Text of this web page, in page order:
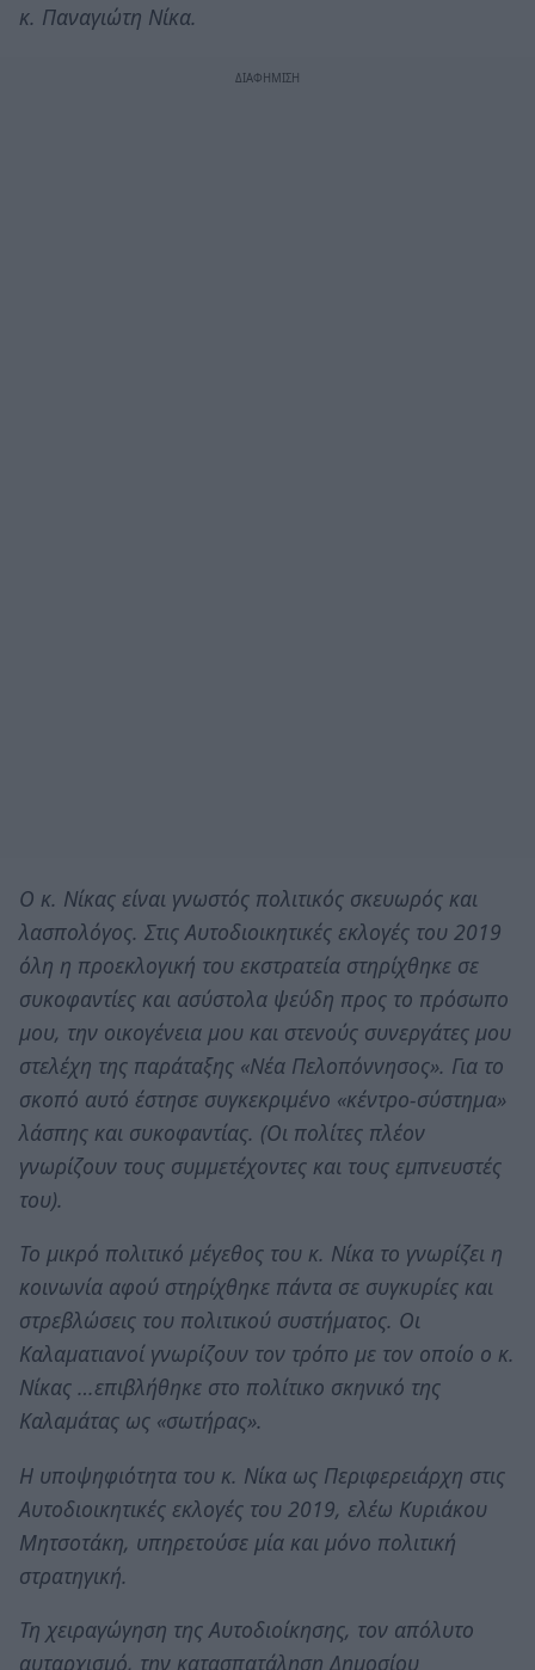
κ. Παναγιώτη Νίκα.
Ο κ. Νίκας είναι γνωστός πολιτικός σκευωρός και
λασπολόγος. Στις Αυτοδιοικητικές εκλογές του 2019
όλη η προεκλογική του εκστρατεία στηρίχθηκε σε
συκοφαντίες και ασύστολα ψεύδη προς το πρόσωπο
μου, την οικογένεια μου και στενούς συνεργάτες μου
στελέχη της παράταξης «Νέα Πελοπόννησος». Για το
σκοπό αυτό έστησε συγκεκριμένο «κέντρο-σύστημα»
λάσπης και συκοφαντίας. (Οι πολίτες πλέον
γνωρίζουν τους συμμετέχοντες και τους εμπνευστές
του).
Το μικρό πολιτικό μέγεθος του κ. Νίκα το γνωρίζει η
κοινωνία αφού στηρίχθηκε πάντα σε συγκυρίες και
στρεβλώσεις του πολιτικού συστήματος. Οι
Καλαματιανοί γνωρίζουν τον τρόπο με τον οποίο ο κ.
Νίκας …επιβλήθηκε στο πολίτικο σκηνικό της
Καλαμάτας ως «σωτήρας».
Η υποψηφιότητα του κ. Νίκα ως Περιφερειάρχη στις
Αυτοδιοικητικές εκλογές του 2019, ελέω Κυριάκου
Μητσοτάκη, υπηρετούσε μία και μόνο πολιτική
στρατηγική.
Τη χειραγώγηση της Αυτοδιοίκησης, τον απόλυτο
αυταρχισμό, την κατασπατάληση Δημοσίου